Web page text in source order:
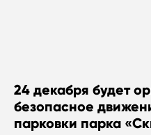
24 декабря будет
безопасное
парковки парка